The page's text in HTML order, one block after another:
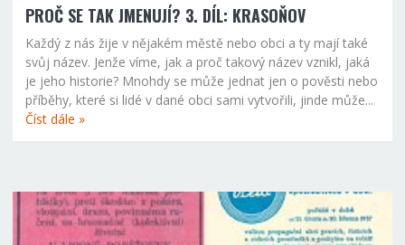
PROČ SE TAK JMENUJÍ? 3. DÍL: KRASOŇOV
Každý z nás žije v nějakém městě nebo obci a ty mají také
svůj název. Jenže víme, jak a proč takový název vznikl, jaká
je jeho historie? Mnohdy se může jednat jen o pověsti nebo
příběhy, které si lidé v dané obci sami vytvořili, jinde může...
Číst dále »